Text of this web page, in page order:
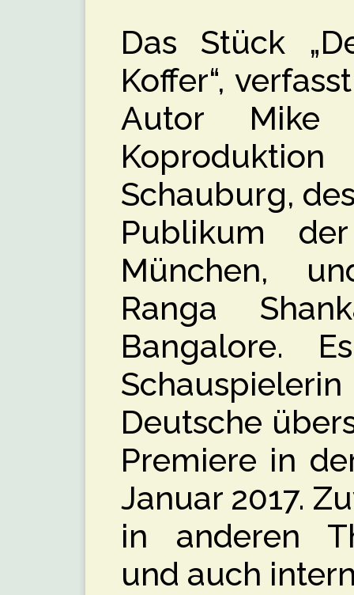
Das Stück
Koffer“,
Autor Mike
Schauburg,
Publikum
München,
Ranga
Bangalore.
Deutsche
Premiere in
Januar 2017.
in anderen
und auch